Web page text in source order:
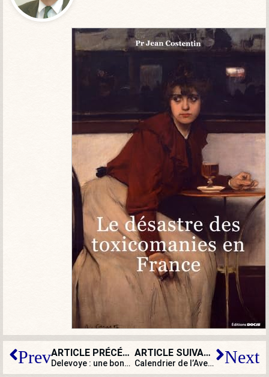
Prev ARTICLE PRÉCÉDENT
Delevoye : une bonne foi pour toutes
ARTICLE SUIVANT
Calendrier de l’Avent (case 14 ) : Next